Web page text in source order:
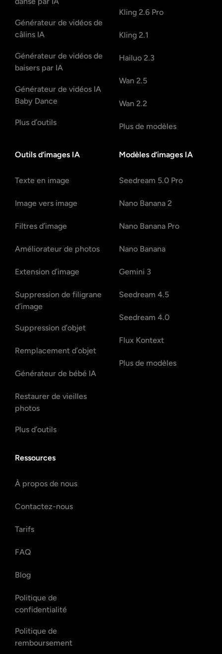
Générateur de vidéos de
câlins IA
Générateur de vidéos de
baisers par IA
Générateur de vidéos IA
Baby Dance
Plus d’outils
Kling 2.6 Pro
Kling 2.1
Hailuo 2.3
Wan 2.5
Wan 2.2
Plus de modèles
Outils d’images IA
Texte en image
Image vers image
Filtres d’image
Améliorateur de photos
Extension d’image
Suppression de filigrane
d’image
Suppression d’objet
Remplacement d’objet
Générateur de bébé IA
Restaurer de vieilles
photos
Plus d’outils
Modèles d’images IA
Seedream 5.0 Pro
Nano Banana 2
Nano Banana Pro
Nano Banana
Gemini 3
Seedream 4.5
Seedream 4.0
Flux Kontext
Plus de modèles
Ressources
À propos de nous
Contactez-nous
Tarifs
FAQ
Blog
Politique de
confidentialité
Politique de
remboursement